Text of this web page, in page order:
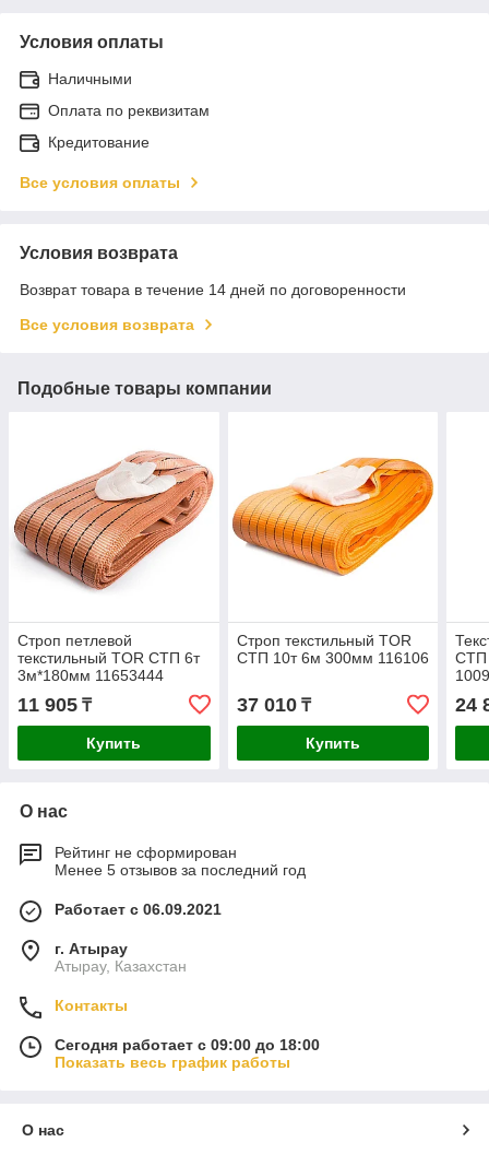
Условия оплаты
Наличными
Оплата по реквизитам
Кредитование
Все условия оплаты
Условия возврата
Возврат товара в течение 14 дней по договоренности
Все условия возврата
Подобные товары компании
Строп петлевой
текстильный TOR СТП 6т
3м*180мм 11653444
11 905 ₸
Купить
Строп текстильный TOR
СТП 10т 6м 300мм 116106
37 010₸
Купить
СТП
24
О нас
Рейтинг не сформирован
Менее 5 отзывов за последний год
Работает с 06.09.2021
г. Атырау
Атырау, Казахстан
Контакты
Сегодня работает с 09:00 до 18:00
Показать весь график работы
О нас